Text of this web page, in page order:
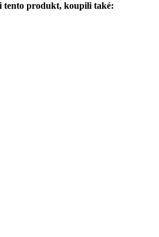
tento produkt, koupili také: